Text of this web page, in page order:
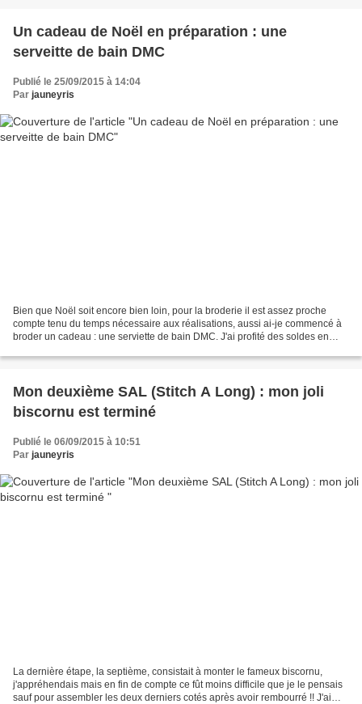
Un cadeau de Noël en préparation : une
serveitte de bain DMC
Publié le 25/09/2015 à 14:04
Par jauneyris
Bien que Noël soit encore bien loin, pour la broderie il est assez proche
compte tenu du temps nécessaire aux réalisations, aussi ai-je commencé à
broder un cadeau : une serviette de bain DMC. J'ai profité des soldes en
Mon deuxième SAL (Stitch A Long) : mon joli
biscornu est terminé
Publié le 06/09/2015 à 10:51
Par jauneyris
La dernière étape, la septième, consistait à monter le fameux biscornu,
j'appréhendais mais en fin de compte ce fût moins difficile que je le pensais
sauf pour assembler les deux derniers cotés après avoir rembourré !! J'ai